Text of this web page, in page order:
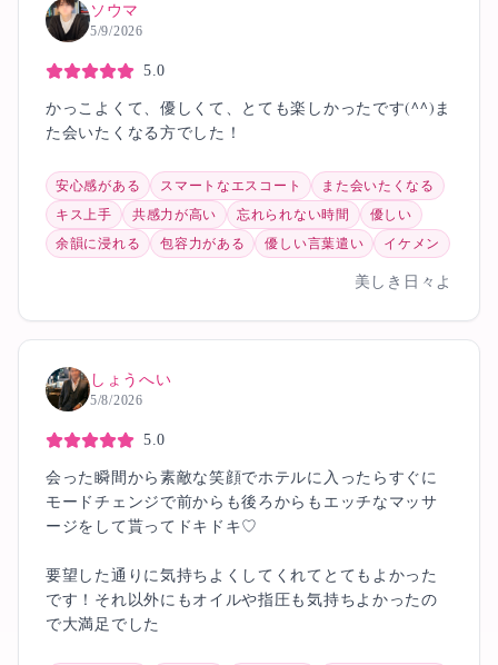
ソウマ
5/9/2026
5.0
かっこよくて、優しくて、とても楽しかったです(^^)ま
安心感がある スマートなエスコート
また会いたくなる
キス上手
共感力が高い 忘れられない時間
優しい
余韻に浸れる
包容力がある 優しい言葉遣い イケメン
美しき日々よ
しょうへい
5/8/2026
5.0
会った瞬間から素敵な笑顔でホテルに入ったらすぐに
モードチェンジで前からも後ろからもエッチなマッサ
ージをして貰ってドキドキ♡
要望した通りに気持ちよくしてくれてとてもよかった
です！それ以外にもオイルや指圧も気持ちよかったの
で大満足でした